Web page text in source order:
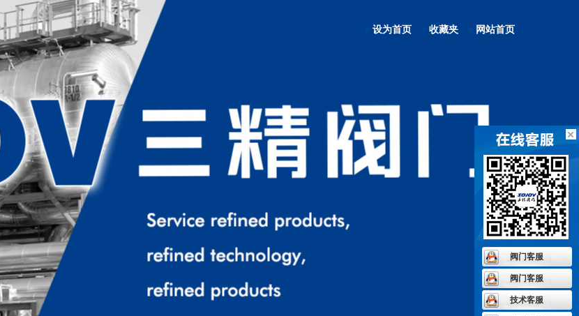
阀门客服
阀门客服
技术客服
网站首页
收藏夹
设为首页